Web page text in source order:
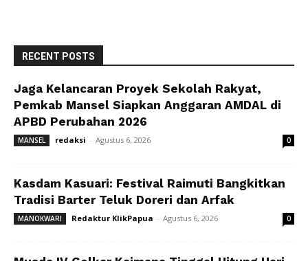
RECENT POSTS
Jaga Kelancaran Proyek Sekolah Rakyat,
Pemkab Mansel Siapkan Anggaran AMDAL di
APBD Perubahan 2026
MANSEL redaksi - Agustus 6, 2026 0
Kasdam Kasuari: Festival Raimuti Bangkitkan
Tradisi Barter Teluk Doreri dan Arfak
MANOKWARI Redaktur KlikPapua - Agustus 6, 2026 0